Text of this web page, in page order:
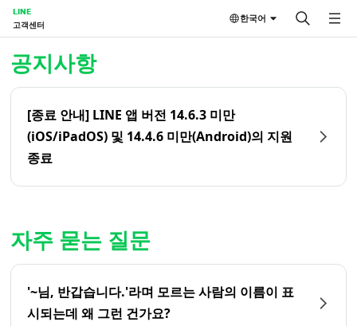
LINE
고객센터
한국어
공지사항
[종료 안내] LINE 앱 버전 14.6.3 미만
(iOS/iPadOS) 및 14.4.6 미만(Android)의 지원
종료
자주 묻는 질문
'~님, 반갑습니다.'라며 모르는 사람의 이름이 표
시되는데 왜 그런 건가요?